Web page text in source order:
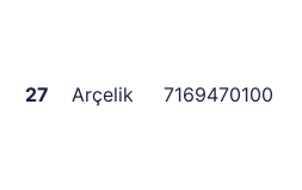
27
Arçelik 7169470100